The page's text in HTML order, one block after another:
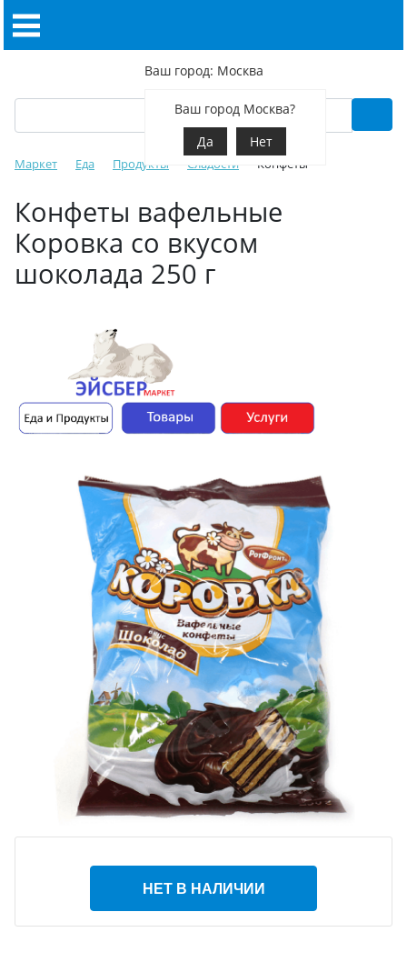
Ваш город: Москва
Ваш город Москва?
Да
Нет
Маркет Еда Продукты Сладости Конфеты
Конфеты вафельные
Коровка со вкусом
шоколада 250 г
НЕТ В НАЛИЧИИ